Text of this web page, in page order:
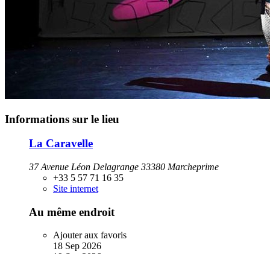
Informations sur le lieu
La Caravelle
37 Avenue Léon Delagrange 33380 Marcheprime
+33 5 57 71 16 35
Site internet
Au même endroit
Ajouter aux favoris
18 Sep 2026